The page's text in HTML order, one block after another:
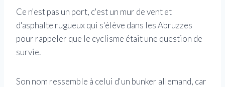
Ce n'est pas un port, c'est un mur de vent et
d'asphalte rugueux qui s'élève dans les Abruzzes
pour rappeler que le cyclisme était une question de
survie.
Son nom ressemble à celui d'un bunker allemand, car